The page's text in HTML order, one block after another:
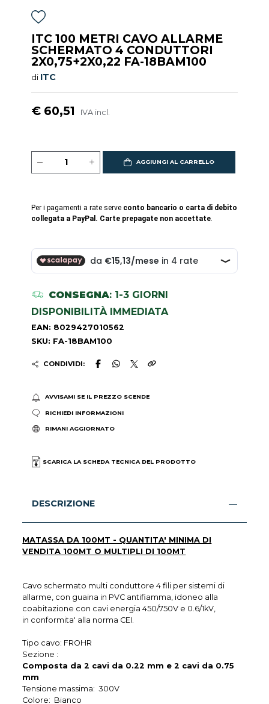
ITC 100 METRI CAVO ALLARME
SCHERMATO 4 CONDUTTORI
2X0,75+2X0,22 FA-18BAM100
di ITC
€ 60,51 IVA incl.
AGGIUNGI AL CARRELLO
Per i pagamenti a rate serve conto bancario o carta di debito
collegata a PayPal. Carte prepagate non accettate.
CONSEGNA: 1-3 GIORNI
DISPONIBILITÀ IMMEDIATA
EAN: 8029427010562
SKU: FA-18BAM100
CONDIVIDI:
AVVISAMI SE IL PREZZO SCENDE
RICHIEDI INFORMAZIONI
RIMANI AGGIORNATO
SCARICA LA SCHEDA TECNICA DEL PRODOTTO
DESCRIZIONE
MATASSA DA 100MT - QUANTITA' MINIMA DI
VENDITA 100MT O MULTIPLI DI 100MT
Cavo schermato multi conduttore 4 fili per sistemi di
allarme, con guaina in PVC antifiamma, idoneo alla
coabitazione con cavi energia 450/750V e 0.6/1kV,
in conformita' alla norma CEI.
Tipo cavo: FROHR
Sezione :
Composta da 2 cavi da 0.22 mm e 2 cavi da 0.75
mm
Tensione massima: 300V
Colore: Bianco